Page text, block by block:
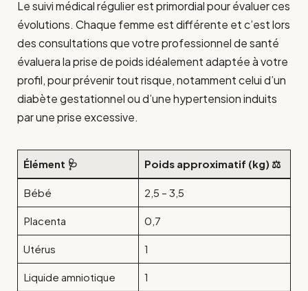
Le suivi médical régulier est primordial pour évaluer ces
évolutions. Chaque femme est différente et c’est lors
des consultations que votre professionnel de santé
évaluera la prise de poids idéalement adaptée à votre
profil, pour prévenir tout risque, notamment celui d’un
diabète gestationnel ou d’une hypertension induits
par une prise excessive.
Élément 🩺 Poids approximatif (kg) ⚖️
Bébé 2,5 – 3,5
Placenta 0,7
Utérus 1
Liquide amniotique 1